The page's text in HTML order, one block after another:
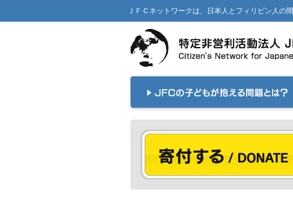
ＪＦＣネットワークは、日本人とフィリピン人の